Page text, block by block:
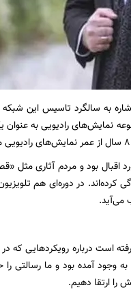
به سالگرد تاسیس این شبکه
نمایش‌های رادیویی به عنوان
بود و مردم آثاری مثل
در دوره‌ای هم
می‌آید.
است درباره رویکردهایی که
به وجود آمده بود و ما
را ارتقا دهیم.